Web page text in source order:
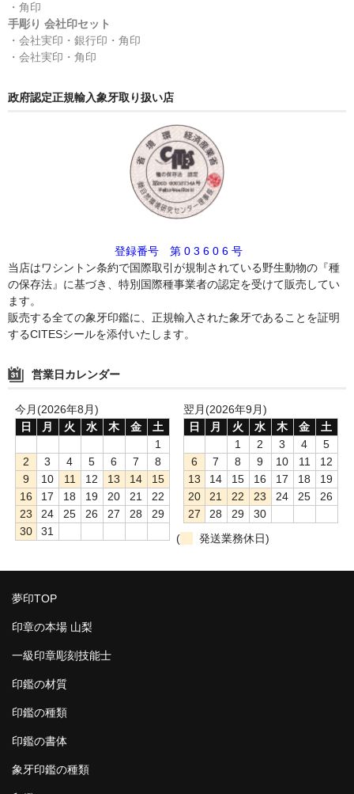
・角印
手彫り 会社印セット
・会社実印・銀行印・角印
・会社実印・角印
政府認定正規輸入象牙取り扱い店
登録番号 第 0 3 6 0 6 号
当店はワシントン条約で国際取引が規制されている野生動物の『種
の保存法』に基づき、特別国際種事業者の認定を受けて販売してい
ます。
販売する全ての象牙印鑑に、正規輸入された象牙であることを証明
するCITESシールを添付いたします。
営業日カレンダー
今月(2026年8月)
日
月 火 水 木 金
土
1
2
3 4 5 6 7
8
9
10 11 12 13 14
15
16
17 18 19 20 21
22
23
24 25 26 27 28
29
30
31
翌月(2026年9月)
日
月 火 水 木 金
土
1
2 3 4
5
6
7 8 9 10 11
12
13
14 15 16 17 18
19
20
21 22 23 24 25
26
27
28 29
30
(
発送業務休日)
夢印TOP
印章の本場 山梨
一級印章彫刻技能士
印鑑の材質
印鑑の種類
印鑑の書体
象牙印鑑の種類